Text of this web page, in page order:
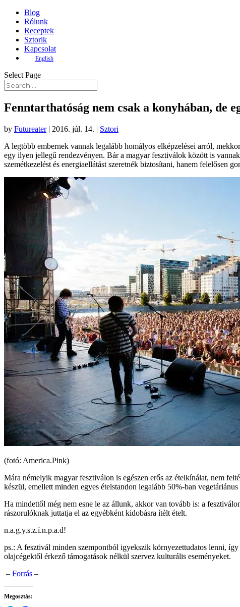
Blog
Rólunk
Receptek
Sztorik
Kapcsolat
English
Select Page
Fenntarthatóság nem csak a konyhában, de
by Futureater| 2016. júl. 14. | Sztori
A legtöbb embernek vannak legalább homályos elképzelései arról,
egy ilyen jellegű rendezvényen. Bár a magyar fesztiválok között is
szemétkezelést és energiaellátást szeretnék biztosítani, hanem felelősen
(fotó: America.Pink)
Mára némelyik magyar fesztiválon is egészen erős az ételkínálat, nem
készül, emellett minden egyes ételstandon legalább 50%-ban
Ha mindettől még nem esne le az állunk, akkor van tovább is: a
rászorulóknak juttatja el az egyébként kidobásra ítélt ételt.
n.a.g.y.s.z.í.n.p.a.d!
ps.: A fesztivál minden szempontból igyekszik környezettudatos lenni,
olajcégektől érkező támogatások nélkül szervez kulturális eseményeket.
– Forrás –
Megosztás: